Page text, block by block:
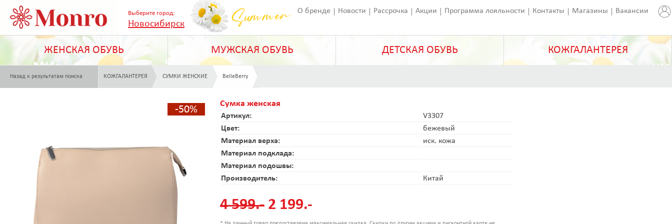
Выберите город:
Новосибирск
О бренде Новости Рассрочка Акции Программа лояльности Контакты Магазины Вакансии
ЖЕНСКАЯ ОБУВЬ МУЖСКАЯ ОБУВЬ ДЕТСКАЯ ОБУВЬ КОЖГАЛАНТЕРЕЯ
Назад к результатам поиска КОЖГАЛАНТЕРЕЯ СУМКИ ЖЕНСКИЕ BelleBerry
-50%
Сумка женская
Артикул:
V3307
Цвет:
бежевый
Материал верха:
иск. кожа
Материал подклада:
Материал подошвы:
Производитель:
Китай
4 599.- 2 199.-